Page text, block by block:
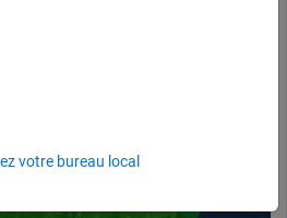
votre bureau local